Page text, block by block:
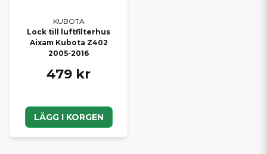
KUBOTA
Lock till luftfilterhus
Aixam Kubota Z402
2005-2016
479 kr
LÄGG I KORGEN